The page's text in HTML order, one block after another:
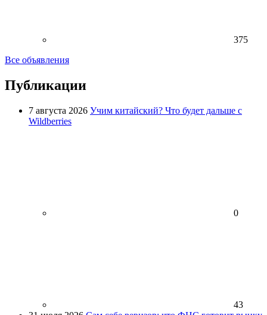
375
Все объявления
Публикации
7 августа 2026 Учим китайский? Что будет дальше с
Wildberries
0
43